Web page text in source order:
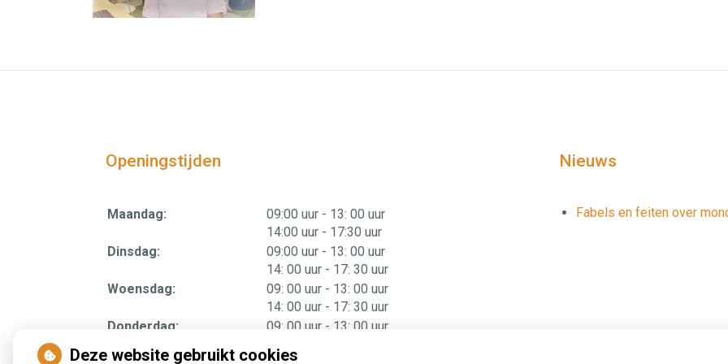
Openingstijden
Maandag: 09:00 uur tot
- 13: 00 uur
14:00 uur tot
- 17:30 uur
Dinsdag:
09:00 uur tot
- 13: 00 uur
14: 00 uur tot
- 17: 30 uur
Woensdag:
09: 00 uur tot
- 13: 00 uur
14: 00 uur tot
- 17: 30 uur
Donderdag:
09: 00 uur tot
- 13: 00 uur
Nieuws
Fabels en feiten over
Deze website gebruikt cookies